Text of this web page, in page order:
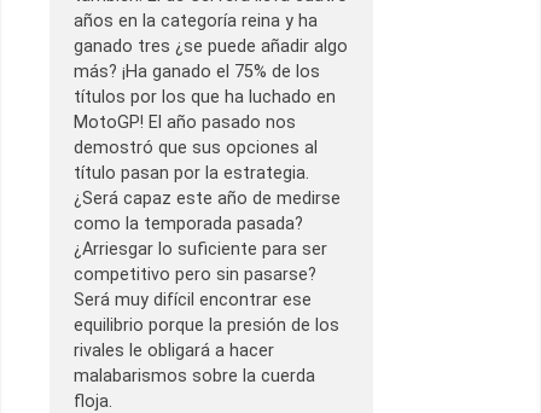
años en la categoría reina y ha
ganado tres ¿se puede añadir algo
más? ¡Ha ganado el 75% de los
títulos por los que ha luchado en
MotoGP! El año pasado nos
demostró que sus opciones al
título pasan por la estrategia.
¿Será capaz este año de medirse
como la temporada pasada?
¿Arriesgar lo suficiente para ser
competitivo pero sin pasarse?
Será muy difícil encontrar ese
equilibrio porque la presión de los
rivales le obligará a hacer
malabarismos sobre la cuerda
floja.